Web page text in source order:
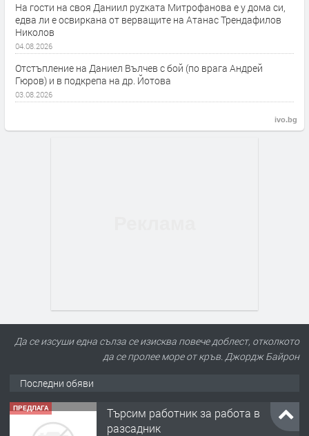
На гости на своя Даниил руzката Митрофанова е у дома си,
едва ли е освиркана от верващите на Атанас Трендафилов
Николов
04.08.2026
Отстъпление на Даниел Вълчев с бой (по врага Андрей
Гюров) и в подкрепа на др. Йотова
03.08.2026
ivo.bg
Да се изсуши една сълза се изисква повече доблест, отколкото
да се пролее море от кръв. Джордж Байрон
Последни обяви
ПРЕДЛАГА
Търсим работник за работа в
разсадник